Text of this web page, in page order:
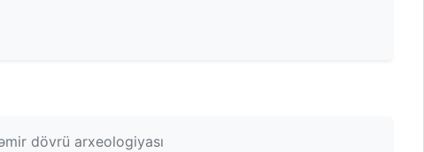
dövrü arxeologiyası